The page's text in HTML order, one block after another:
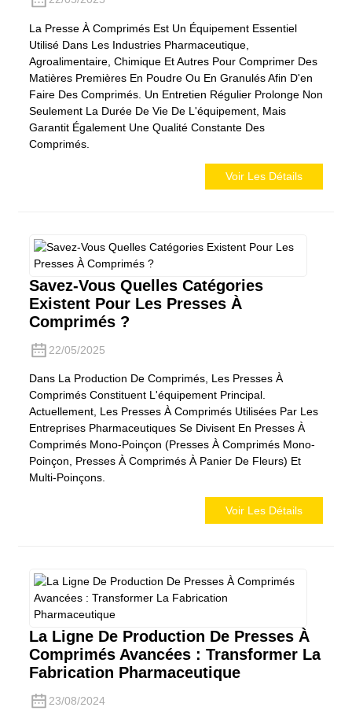
La Presse À Comprimés Est Un Équipement Essentiel
Utilisé Dans Les Industries Pharmaceutique,
Agroalimentaire, Chimique Et Autres Pour Comprimer Des
Matières Premières En Poudre Ou En Granulés Afin D'en
Faire Des Comprimés. Un Entretien Régulier Prolonge Non
Seulement La Durée De Vie De L'équipement, Mais
Garantit Également Une Qualité Constante Des
Comprimés.
Voir Les Détails
Savez-Vous Quelles Catégories
Existent Pour Les Presses À
Comprimés ?
22/05/2025
Dans La Production De Comprimés, Les Presses À
Comprimés Constituent L'équipement Principal.
Actuellement, Les Presses À Comprimés Utilisées Par Les
Entreprises Pharmaceutiques Se Divisent En Presses À
Comprimés Mono-Poinçon (presses À Comprimés Mono-
Poinçon, Presses À Comprimés À Panier De Fleurs) Et
Multi-Poinçons.
Voir Les Détails
La Ligne De Production De Presses À
Comprimés Avancées : Transformer La
Fabrication Pharmaceutique
23/08/2024